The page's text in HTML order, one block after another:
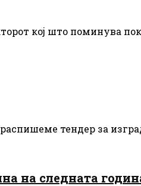
кој што поминува
тендер за
на следната